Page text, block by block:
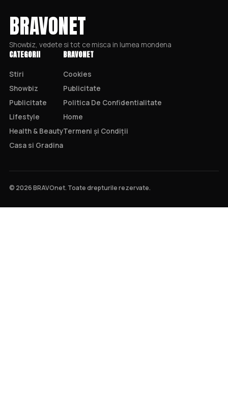
BRAVONET
Showbiz, vedete si tot ce misca in lumea mondena
CATEGORII
Stiri
Showbiz
Publicitate
Lifestyle
Health & Beauty
Casa si Gradina
BRAVONET
Cookies
Publicitate
Politica De Confidentialitate
Home
Termeni și Condiții
© 2026 BRAVOnet. Toate drepturile rezervate.